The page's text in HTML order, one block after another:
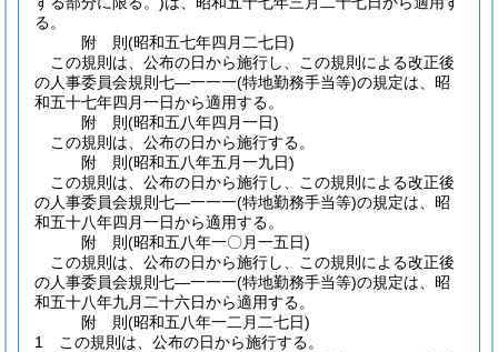
る。
附 則(昭和五七年四月二七日)
この規則は、公布の日から施行し、この規則による改正後
の人事委員会規則七―一一一(特地勤務手当等)の規定は、昭
和五十七年四月一日から適用する。
附 則(昭和五八年四月一日)
この規則は、公布の日から施行する。
附 則(昭和五八年五月一九日)
この規則は、公布の日から施行し、この規則による改正後
の人事委員会規則七―一一一(特地勤務手当等)の規定は、昭
和五十八年四月一日から適用する。
附 則(昭和五八年一〇月一五日)
この規則は、公布の日から施行し、この規則による改正後
の人事委員会規則七―一一一(特地勤務手当等)の規定は、昭
和五十八年九月二十六日から適用する。
附 則(昭和五八年一二月二七日)
1
この規則は、公布の日から施行する。